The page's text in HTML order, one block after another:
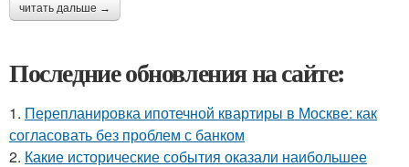
читать дальше →
Последние обновления на сайте:
1. Перепланировка ипотечной квартиры в Москве: как
согласовать без проблем с банком
2. Какие исторические события оказали наибольшее